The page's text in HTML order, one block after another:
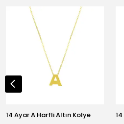
14 Ayar A Harfli Altın Kolye